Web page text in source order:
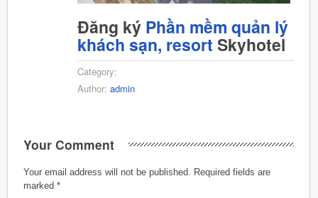
Đăng ký Phần mềm quản lý
khách sạn, resort Skyhotel
Category:
Author: admin
Your Comment
Your email address will not be published.
Required fields are
marked *